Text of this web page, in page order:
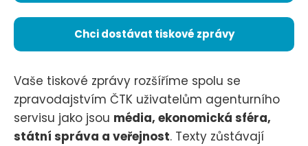
Chci dostávat tiskové zprávy
Vaše tiskové zprávy rozšíříme spolu se
zpravodajstvím ČTK uživatelům agenturního
servisu jako jsou média, ekonomická sféra,
státní správa a veřejnost. Texty zůstávají